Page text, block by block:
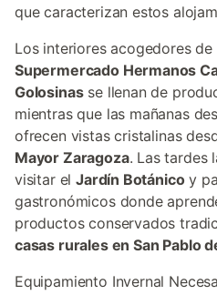
que caracterizan estos
Los interiores acogedores
Supermercado Hermanos
Golosinasse llenan de
mientras que las mañanas
ofrecen vistas cristalinas
Mayor Zaragoza. Las tardes
visitar elJardín Botánicoy
gastronómicos donde
productos conservados
casas rurales en San Pablo
Equipamiento Invernal